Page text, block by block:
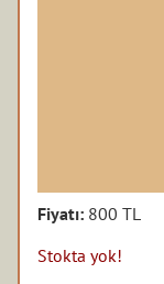
Fiyatı: 800 TL
Stokta yok!